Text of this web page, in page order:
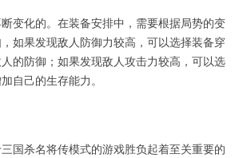
变化的。在装备安排中，需要根据局势的变
如果发现敌人防御力较高，可以选择装备穿
的防御；如果发现敌人攻击力较高，可以选
自己的生存能力。
国杀名将传模式的游戏胜负起着至关重要的